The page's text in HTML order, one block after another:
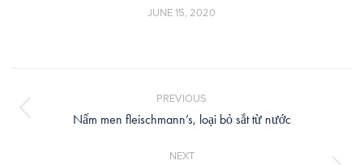
JUNE 15, 2020
PREVIOUS
Previous
Nấm men fleischmann’s, loại bỏ sắt từ nước
NEXT